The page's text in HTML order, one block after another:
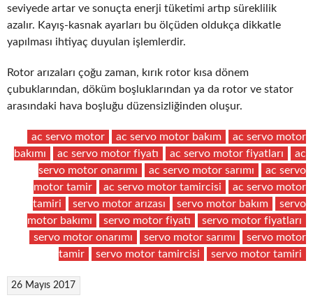
seviyede artar ve sonuçta enerji tüketimi artıp süreklilik
azalır. Kayış-kasnak ayarları bu ölçüden oldukça dikkatle
yapılması ihtiyaç duyulan işlemlerdir.
Rotor arızaları çoğu zaman, kırık rotor kısa dönem
çubuklarından, döküm boşluklarından ya da rotor ve stator
arasındaki hava boşluğu düzensizliğinden oluşur.
ac servo motor ac servo motor bakım
ac servo motor
bakımı
ac servo motor fiyatı ac servo motor fiyatları
ac
servo motor onarımı
ac servo motor sarımı
ac servo
motor tamir
ac servo motor tamircisi
ac servo motor
tamiri
servo motor arızası servo motor bakım
servo
motor bakımı
servo motor fiyatı
servo motor fiyatları
servo motor onarımı
servo motor sarımı
servo motor
tamir
servo motor tamircisi servo motor tamiri
26 Mayıs 2017